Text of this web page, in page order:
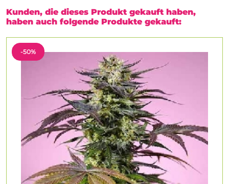
Kunden, die dieses Produkt gekauft haben,
haben auch folgende Produkte gekauft:
-50%